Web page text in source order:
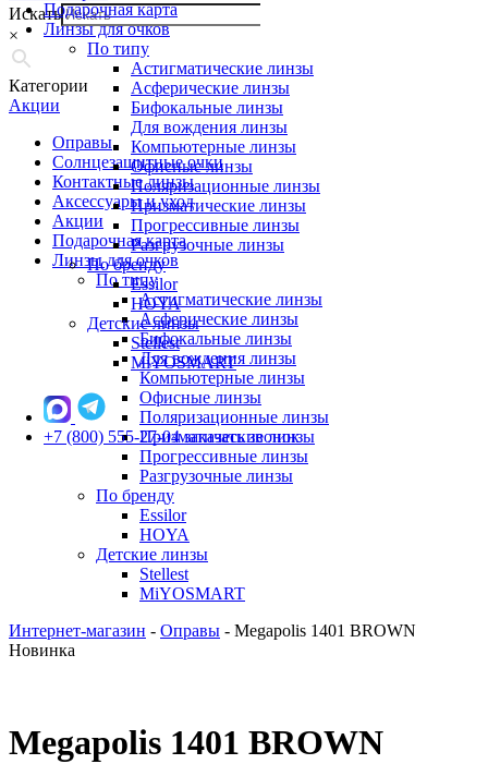
Искать
×
Категории
Акции
Оправы
Солнцезащитные очки
Контактные линзы
Аксессуары и уход
Акции
Подарочная карта
Линзы для очков
По типу
Астигматические линзы
Асферические линзы
Бифокальные линзы
Для вождения линзы
Компьютерные линзы
Офисные линзы
Поляризационные линзы
Призматические линзы
Прогрессивные линзы
Разгрузочные линзы
По бренду
Essilor
HOYA
Детские линзы
Stellest
MiYOSMART
Подарочная карта
Линзы для очков
По типу
Астигматические линзы
Асферические линзы
Бифокальные линзы
Для вождения линзы
Компьютерные линзы
Офисные линзы
Поляризационные линзы
Призматические линзы
Прогрессивные линзы
Разгрузочные линзы
По бренду
Essilor
HOYA
Детские линзы
Stellest
MiYOSMART
+7 (800) 555-27-04 заказать звонок
Интернет-магазин - Оправы - Megapolis 1401 BROWN
Новинка
Megapolis 1401 BROWN